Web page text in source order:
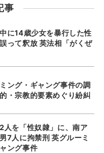
事
に14歳少女を暴行した性
って釈放 英法相「がくぜ
ング・ギャング事件の調
・宗教的要素めぐり紛糾
人を「性奴隷」に、南ア
7人に拘禁刑 英グルーミ
ング事件